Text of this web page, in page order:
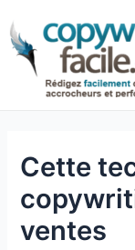
au
contenu
Cette
ventes